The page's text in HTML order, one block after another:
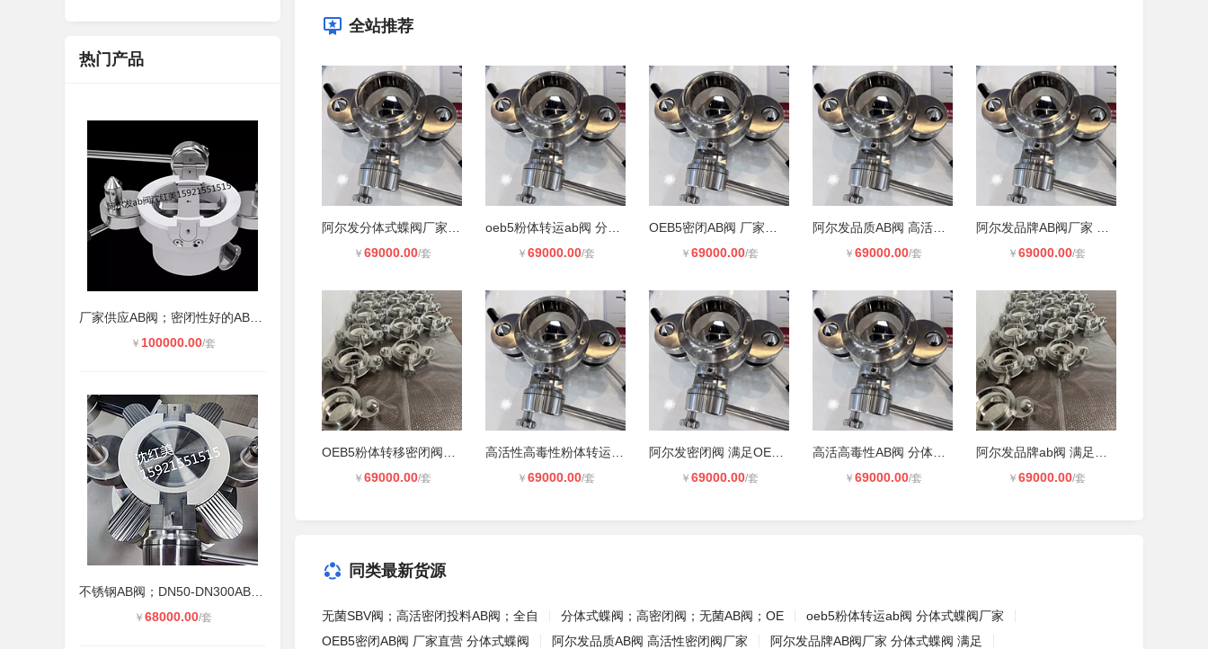
热门产品
￥ 100000.00/套
￥ 68000.00/套
全站推荐
￥ 69000.00/套 ￥ 69000.00/套 ￥ 69000.00/套 ￥ 69000.00/套 ￥ 69000.00/套
￥ 69000.00/套 ￥ 69000.00/套 ￥ 69000.00/套 ￥ 69000.00/套 ￥ 69000.00/套
同类最新货源
无菌SBV阀；高活密闭投料AB阀；全自 分体式蝶阀；高密闭阀；无菌AB阀；OE
oeb5粉体转运ab阀 分体式蝶阀厂家
OEB5密闭AB阀 厂家直营 分体式蝶阀
阿尔发品质AB阀 高活性密闭阀厂家
阿尔发品牌AB阀厂家 分体式蝶阀 满足